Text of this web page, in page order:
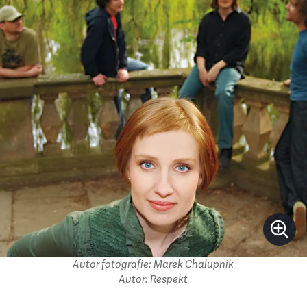
Autor fotografie: Marek Chalupník
Autor: Respekt